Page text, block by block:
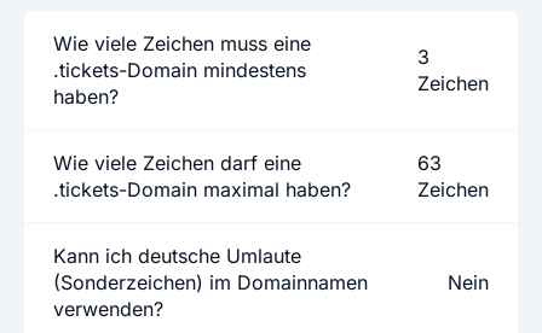
Wie viele Zeichen muss eine
.tickets-Domain mindestens
haben?
3
Zeichen
Wie viele Zeichen darf eine
.tickets-Domain maximal haben?
63
Zeichen
Kann ich deutsche Umlaute
(Sonderzeichen) im Domainnamen
verwenden?
Nein